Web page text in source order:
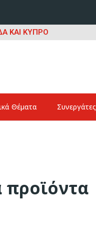
ΚΑΙ ΚΥΠΡΟ
Θέματα Συνεργάτες